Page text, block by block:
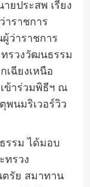
ยประสพ เรียง
าราชการ
ว่าราชการ
รวงวัฒนธรรม
ฉียงเหนือ
ข้าร่วมพิธีฯ ณ
พนมริเวอร์วิว
รรม ได้มอบ
ทรวง
รัย สมาทาน